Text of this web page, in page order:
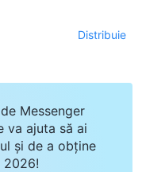
Distribuie
Messenger
va ajuta să ai
și de a obține
2026!